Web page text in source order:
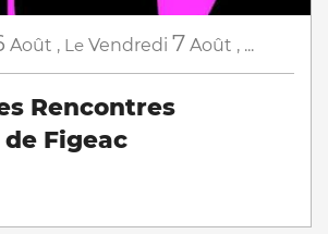
Août , Le Vendredi 7 Août , ...
Rencontres
Figeac